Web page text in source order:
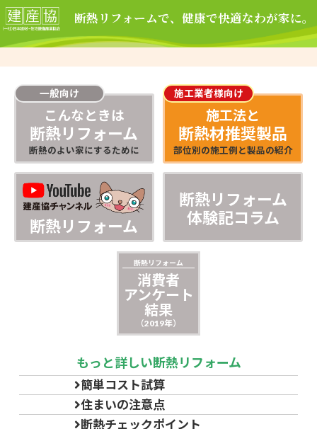
断熱リフォームで、健康で快適なわが家に。
こんなときは
断熱リフォーム
断熱のよい家にするために
一般向け
施工法と
断熱材推奨製品
部位別の施工例と製品の紹介
施工業者様向け
断熱リフォーム
断熱リフォーム
体験記コラム
断熱リフォーム
消費者
アンケート
結果
（2019年）
もっと詳しい断熱リフォーム
簡単コスト試算
住まいの注意点
断熱チェックポイント